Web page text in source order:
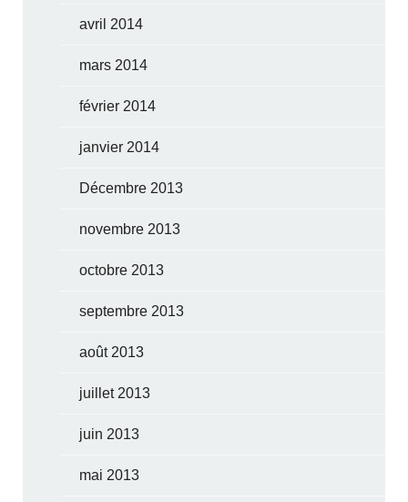
avril 2014
mars 2014
février 2014
janvier 2014
Décembre 2013
novembre 2013
octobre 2013
septembre 2013
août 2013
juillet 2013
juin 2013
mai 2013